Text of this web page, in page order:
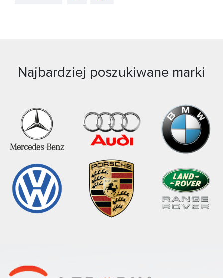
Najbardziej poszukiwane marki